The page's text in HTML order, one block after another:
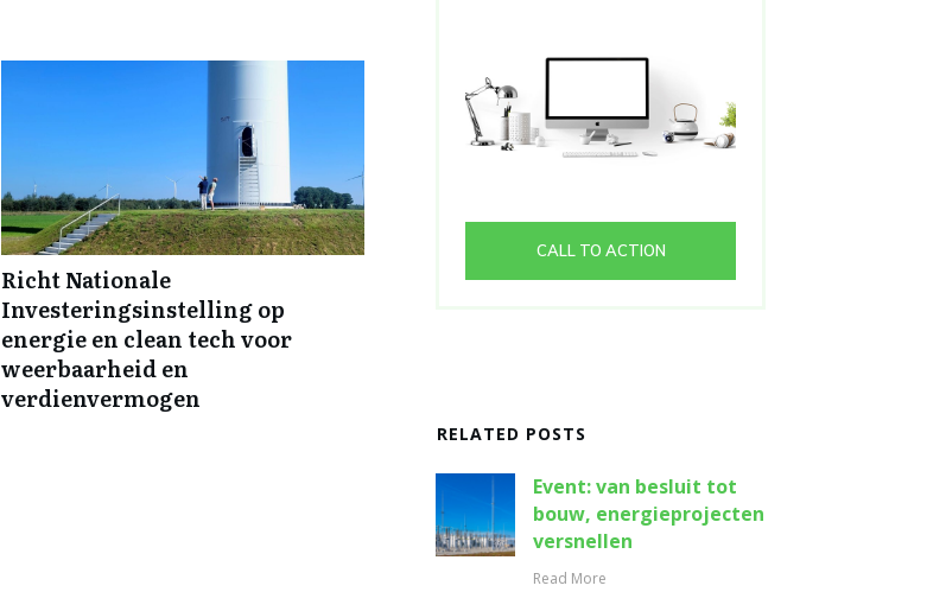
Richt Nationale
Investeringsinstelling op
energie en clean tech voor
weerbaarheid en
verdienvermogen
CALL TO ACTION
RELATED POSTS
Event: van besluit tot
bouw, energieprojecten
versnellen
Read More